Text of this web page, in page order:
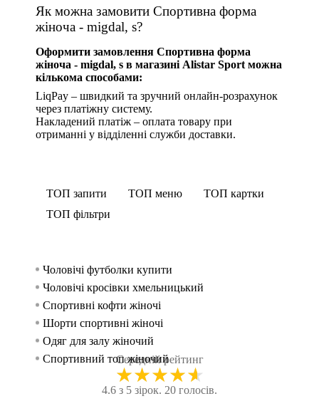
Як можна замовити Спортивна форма
жіноча - migdal, s?
Оформити замовлення Спортивна форма
жіноча - migdal, s в магазині Alistar Sport можна
кількома способами:
LiqPay – швидкий та зручний онлайн-розрахунок
через платіжну систему.
Накладений платіж – оплата товару при
отриманні у відділенні служби доставки.
ТОП запити ТОП меню
ТОП картки
ТОП фільтри
Чоловічі футболки купити
Чоловічі кросівки хмельницький
Спортивні кофти жіночі
Шорти спортивні жіночі
Одяг для залу жіночий
Спортивний топ жіночий
Жіночі кросівки тернопіль
Куртки спортивні чоловічі
Середній рейтинг
★★★★★
4.6 з 5 зірок. 20 голосів.